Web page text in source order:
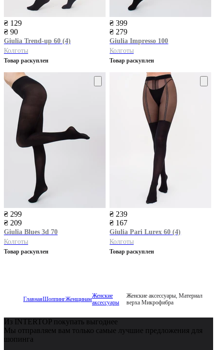
₴ 129
₴ 90
Giulia Trend-up 60 (4)
Колготы
Товар раскуплен
₴ 399
₴ 279
Giulia Impresso 100
Колготы
Товар раскуплен
₴ 299
₴ 209
Giulia Blues 3d 70
Колготы
Товар раскуплен
₴ 239
₴ 167
Giulia Pari Lurex 60 (4)
Колготы
Товар раскуплен
ГлавнаяШоппингЖенщинамЖенские
аксессуары
Женские аксессуары, Материал
верха Микрофибра
Из INTERTOP покупать выгоднее
Мы отправляем вам только самые лучшие предложения для
шопинга